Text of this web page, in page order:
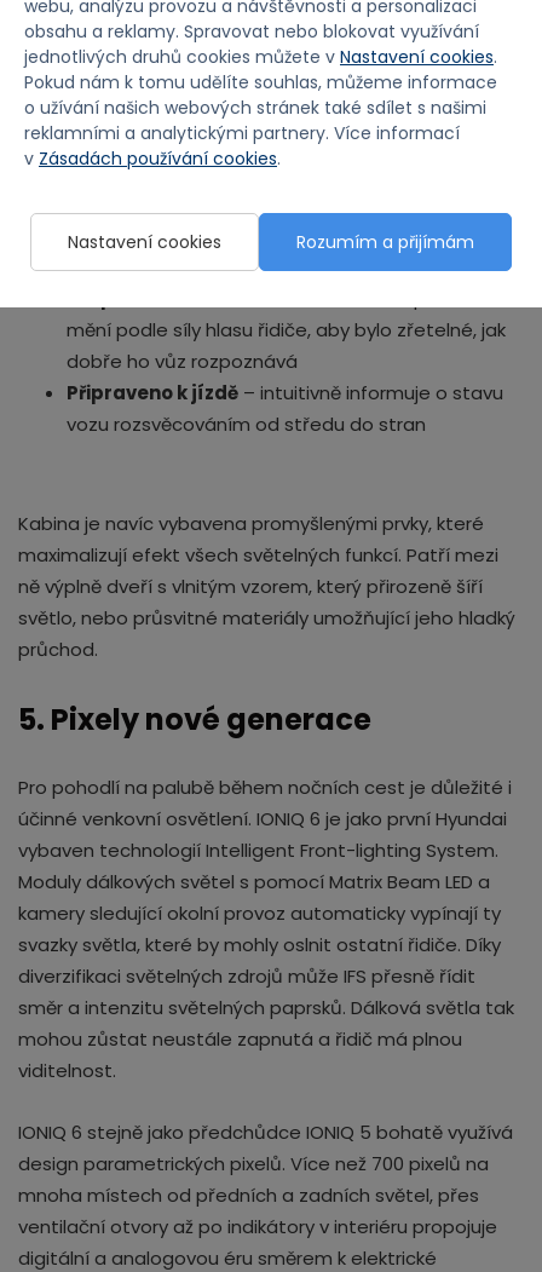
Kromě funkce Speed Sync Lighting a interaktivního
volantu komunikuje IONIQ 6 s řidičem také
prostřednictvím proměnlivého osvětlení středové
konzole. Celkem 32 chytrých LED světel vytváří dojem
pohybu a různé efekty v závislosti na situaci. Předem
nastavené scénáře zahrnují mimo jiné tyto možnosti:
Uvítání– světla se postupně rozsvěcují a vítají
řidiče, jako by se vůz právě probudil ze spánku
mění podle síly hlasu řidiče, aby bylo zřetelné, jak
dobře ho vůz rozpoznává
Připraveno k jízdě – intuitivně informuje o stavu
vozu rozsvěcováním od středu do stran
Kabina je navíc vybavena promyšlenými prvky, které
maximalizují efekt všech světelných funkcí. Patří mezi
ně výplně dveří s vlnitým vzorem, který přirozeně šíří
světlo, nebo průsvitné materiály umožňující jeho hladký
průchod.
5. Pixely nové generace
Pro pohodlí na palubě během nočních cest je důležité i
účinné venkovní osvětlení. IONIQ 6 je jako první Hyundai
vybaven technologií Intelligent Front-lighting System.
Moduly dálkových světel s pomocí Matrix Beam LED a
kamery sledující okolní provoz automaticky vypínají ty
svazky světla, které by mohly oslnit ostatní řidiče. Díky
diverzifikaci světelných zdrojů může IFS přesně řídit
směr a intenzitu světelných paprsků. Dálková světla tak
mohou zůstat neustále zapnutá a řidič má plnou
viditelnost.
IONIQ 6 stejně jako předchůdce IONIQ 5 bohatě využívá
design parametrických pixelů. Více než 700 pixelů na
mnoha místech od předních a zadních světel, přes
ventilační otvory až po indikátory v interiéru propojuje
digitální a analogovou éru směrem k elektrické
webu, analýzu provozu a návštěvnosti a personalizaci
obsahu a reklamy. Spravovat nebo blokovat využívání
jednotlivých druhů cookies můžete v Nastavení cookies.
Pokud nám k tomu udělíte souhlas, můžeme informace
o užívání našich webových stránek také sdílet s našimi
reklamními a analytickými partnery. Více informací
v Zásadách používání cookies.
Nastavení cookies Rozumím a přijímám